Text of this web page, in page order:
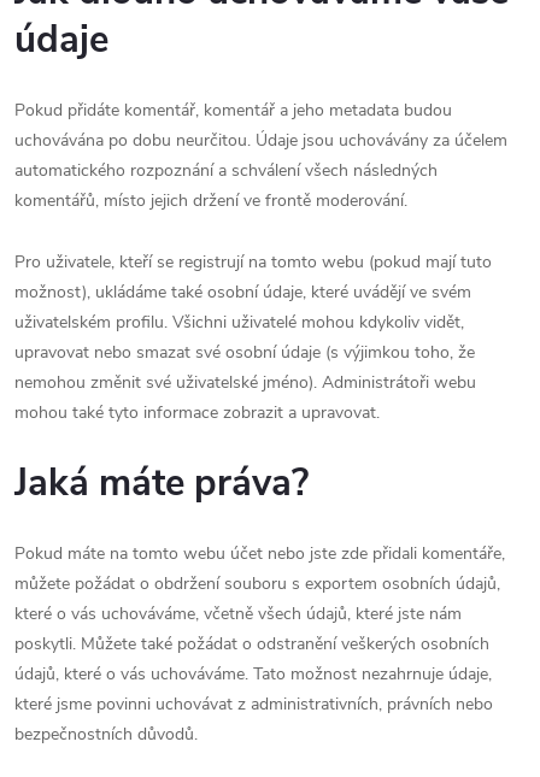
údaje
Pokud přidáte komentář, komentář a jeho metadata budou
uchovávána po dobu neurčitou. Údaje jsou uchovávány za účelem
automatického rozpoznání a schválení všech následných
komentářů, místo jejich držení ve frontě moderování.
Pro uživatele, kteří se registrují na tomto webu (pokud mají tuto
možnost), ukládáme také osobní údaje, které uvádějí ve svém
uživatelském profilu. Všichni uživatelé mohou kdykoliv vidět,
upravovat nebo smazat své osobní údaje (s výjimkou toho, že
nemohou změnit své uživatelské jméno). Administrátoři webu
mohou také tyto informace zobrazit a upravovat.
Jaká máte práva?
Pokud máte na tomto webu účet nebo jste zde přidali komentáře,
můžete požádat o obdržení souboru s exportem osobních údajů,
které o vás uchováváme, včetně všech údajů, které jste nám
poskytli. Můžete také požádat o odstranění veškerých osobních
údajů, které o vás uchováváme. Tato možnost nezahrnuje údaje,
které jsme povinni uchovávat z administrativních, právních nebo
bezpečnostních důvodů.